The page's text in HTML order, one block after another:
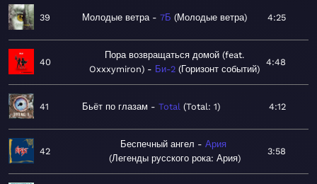
39 Молодые ветра 7Б Молодые ветра 4:25
40
Пора возвращаться домой (feat.
Oxxxymiron)
Би-2 Горизонт событий
4:48
41 Бьёт по глазам Total Total: 1 4:12
42
Беспечный ангел
Ария
Легенды русского рока: Ария
3:58